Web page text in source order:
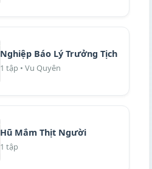
Nghiệp Báo Lý Trưởng Tịch
1 tập • Vu Quyên
Hũ Mắm Thịt Người
1 tập